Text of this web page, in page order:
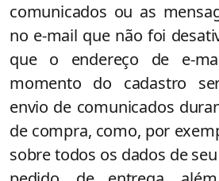
comunicados ou as
no e-mail que não foi
que o endereço de e-
momento do cadastro
envio de comunicados
de compra, como, por
sobre todos os dados de